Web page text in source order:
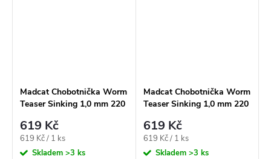
Madcat Chobotnička Worm
Teaser Sinking 1,0 mm 220
619 Kč
Měrná
cena:
619 Kč / 1 ks
Skladem >3 ks
Madcat Chobotnička Worm
Teaser Sinking 1,0 mm 220
619 Kč
Měrná
cena:
619 Kč / 1 ks
Skladem >3 ks